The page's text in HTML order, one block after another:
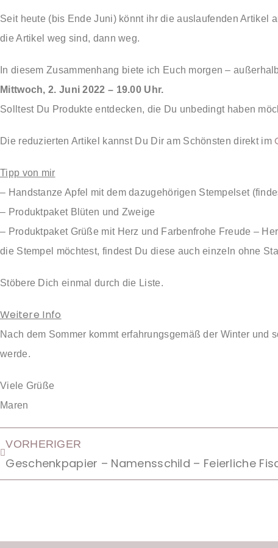
Seit heute (bis Ende Juni) könnt ihr die auslaufenden Artikel
die Artikel weg sind, dann weg.
In diesem Zusammenhang biete ich Euch morgen –
Mittwoch, 2. Juni 2022 – 19.00 Uhr.
Solltest Du Produkte entdecken, die Du unbedingt haben
Die reduzierten Artikel kannst Du Dir am Schönsten direkt im
Tipp von mir
– Handstanze Apfel mit dem dazugehörigen Stempelset
– Produktpaket Blüten und Zweige
– Produktpaket Grüße mit Herz und Farbenfrohe Freude –
die Stempel möchtest, findest Du diese auch einzeln ohne
Stöbere Dich einmal durch die Liste.
Weitere Info
Nach dem Sommer kommt erfahrungsgemäß der Winter
werde.
Viele Grüße
Maren
VORHERIGER
Geschenkpapier – Namensschild – Feierliche